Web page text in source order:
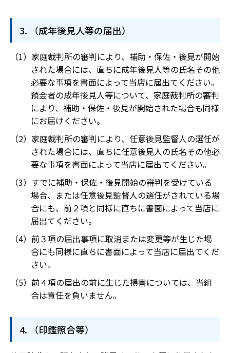
（成年後見人等の届出）
家庭裁判所の審判により、補助・保佐・後見が開始
された場合には、直ちに成年後見人等の氏名その他
必要な事項を書面によって当店に届出てください。
預金者の成年後見人等について、家庭裁判所の審判
により、補助・保佐・後見が開始された場合も同様
にお届けください。
家庭裁判所の審判により、任意後見監督人の選任が
された場合には、直ちに任意後見人の氏名その他必
要な事項を書面によって当店に届出てください。
すでに補助・保佐・後見開始の審判を受けている
場合、または任意後見監督人の選任がされている場
合にも、前２項と同様に直ちに書面によって当店に
届出てください。
前３項の届出事項に取消または変更等が生じた場
合にも同様に直ちに書面によって当店に届出てくだ
さい。
前４項の届出の前に生じた損害については、当組
合は責任を負いません。
（印鑑照合等）